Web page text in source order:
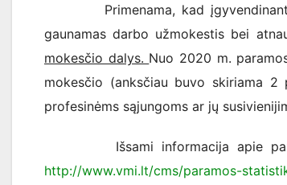
Primenama, kad įgyvendinant
gaunamas darbo užmokestis bei
mokesčio dalys. Nuo 2020 m.
mokesčio (anksčiau buvo skiriama
profesinėms sąjungoms ar jų
Išsami informacija apie
http://www.vmi.lt/cms/paramos-